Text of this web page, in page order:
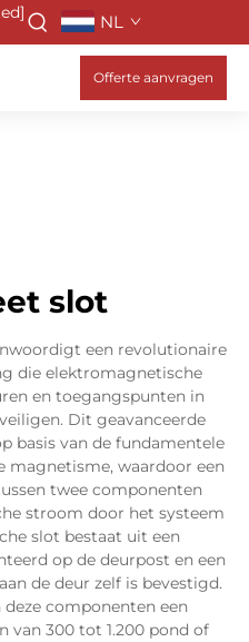
NL
Offerte aanvragen
slot
een revolutionaire
die elektromagnetische
en toegangspunten in
Dit geavanceerde
basis van de fundamentele
magnetisme, waardoor een
twee componenten
stroom door het systeem
slot bestaat uit een
op de deurpost en een
de deur zelf is bevestigd.
componenten een
van 300 tot 1.200 pond of